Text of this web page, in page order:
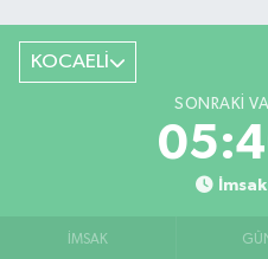
KOCAELİ
SONRAKI
İMSAK